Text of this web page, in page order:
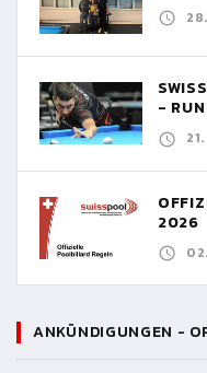
-
2026
ANKÜNDIGUNGEN -